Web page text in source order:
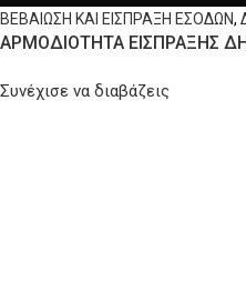
ΒΕΒΑΙΩΣΗ ΚΑΙ ΕΙΣΠΡΑΞΗ ΕΣΟΔΩΝ,
ΑΡΜΟΔΙΟΤΗΤΑ ΕΙΣΠΡΑΞΗΣ
Συνέχισε να διαβάζεις